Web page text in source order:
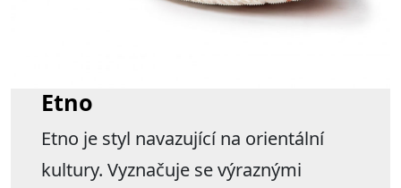
Etno
Etno je styl navazující na orientální
kultury. Vyznačuje se výraznými